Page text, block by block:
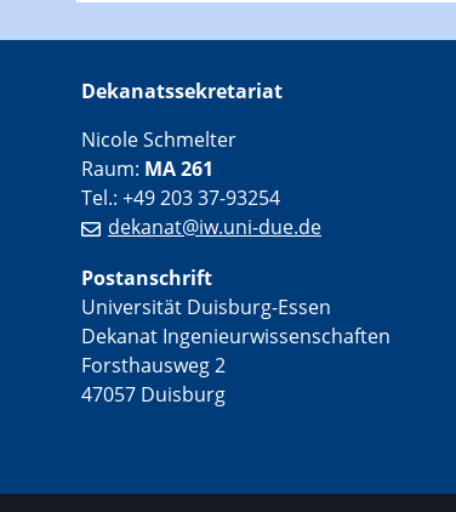
Dekanatssekretariat
Nicole Schmelter
Raum: MA 261
Tel.: +49 203 37-93254
dekanat@iw.uni-due.de
Postanschrift
Universität Duisburg-Essen
Dekanat Ingenieurwissenschaften
Forsthausweg 2
47057 Duisburg